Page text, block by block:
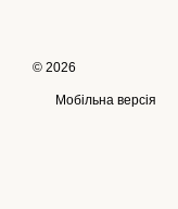
© 2026
Мобільна версія